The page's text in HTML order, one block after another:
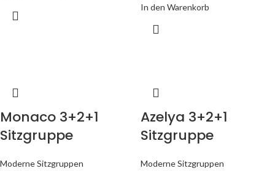
In den Warenkorb
Monaco 3+2+1
Sitzgruppe
Moderne Sitzgruppen
Azelya 3+2+1
Sitzgruppe
Moderne Sitzgruppen